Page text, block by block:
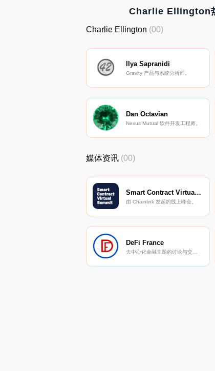
Charlie Ellington
Charlie Ellington (00)
llya Sapranidi
Gravity 产品与系统分析师。
Dan Octavian
Nexus Mutual 软件开发工程师。
媒体资讯 (00)
Smart Contract Virtual Summit
由 Chainlink 发起的线上峰会。
DeFi France